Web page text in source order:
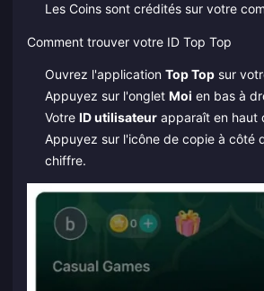
Les Coins sont crédités sur votre
Comment trouver votre ID Top Top
Ouvrez l'application Top Topsur
Appuyez sur l'onglet Moi en bas à
Votre ID utilisateurapparaît en haut
Appuyez sur l'icône de copie à côté
chiffre.